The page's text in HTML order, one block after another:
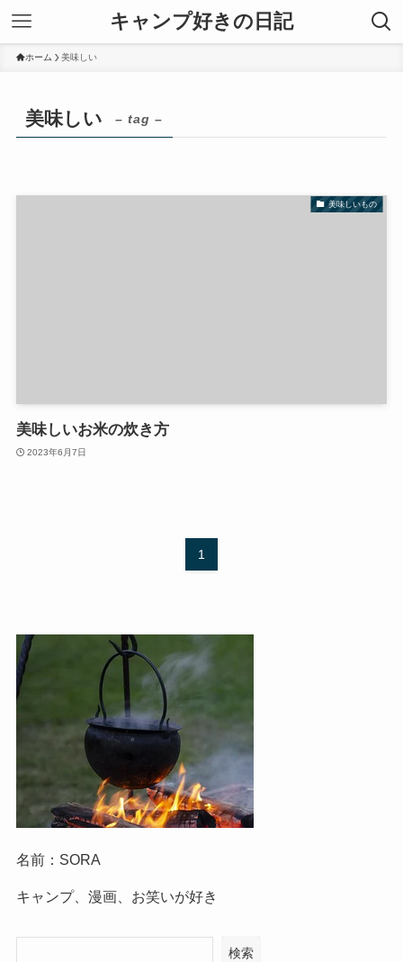
キャンプ好きの日記
ホーム 美味しい
美味しい – tag –
美味しいもの
美味しいお米の炊き方
2023年6月7日
1
名前：SORA
キャンプ、漫画、お笑いが好き
検索